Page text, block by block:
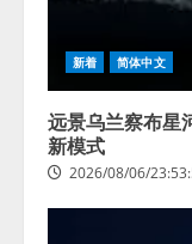
新着 简体中文
远景乌兰察布星
新模式
2026/08/06/